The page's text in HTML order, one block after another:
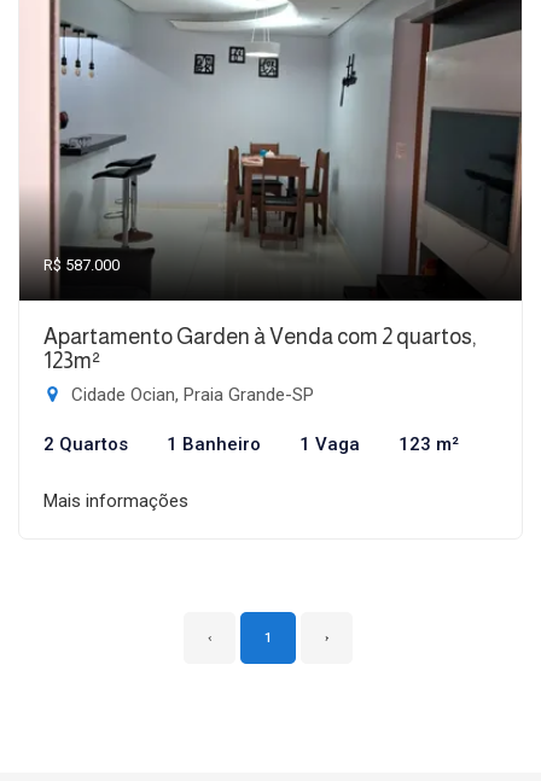
R$ 587.000
Apartamento Garden à Venda com 2 quartos,
123m²
Cidade Ocian, Praia Grande-SP
2 Quartos 1 Banheiro 1 Vaga 123 m²
Mais informações
‹ 1 ›